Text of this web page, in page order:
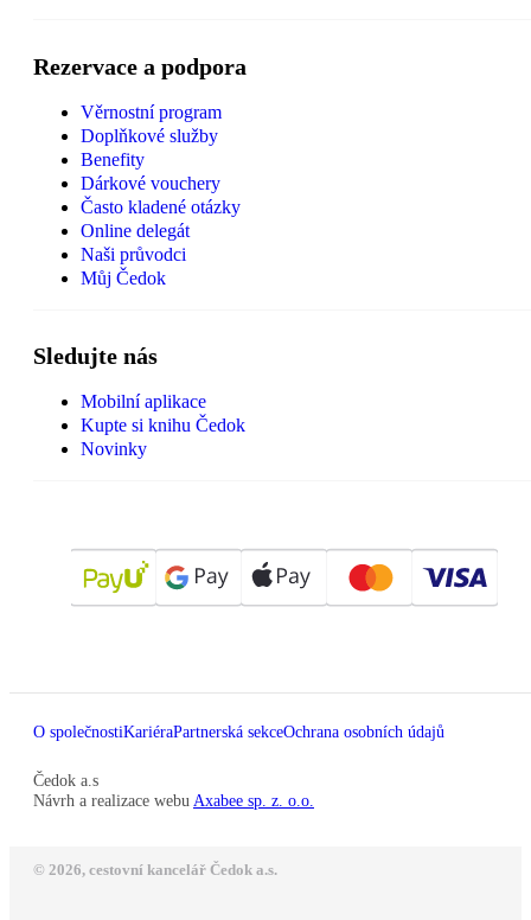
Rezervace a podpora
Věrnostní program
Doplňkové služby
Benefity
Dárkové vouchery
Často kladené otázky
Online delegát
Naši průvodci
Můj Čedok
Sledujte nás
Mobilní aplikace
Kupte si knihu Čedok
Novinky
O společnostiKariéraPartnerská sekceOchrana osobních údajů
Čedok a.s
Návrh a realizace webu Axabee sp. z. o.o.
© 2026, cestovní kancelář Čedok a.s.